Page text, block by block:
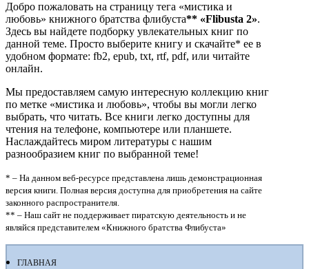
Добро пожаловать на страницу тега «мистика и
любовь» книжного братства флибуста** «Flibusta 2».
Здесь вы найдете подборку увлекательных книг по
данной теме. Просто выберите книгу и скачайте* ее в
удобном формате: fb2, epub, txt, rtf, pdf, или читайте
онлайн.
Мы предоставляем самую интересную коллекцию книг
по метке «мистика и любовь», чтобы вы могли легко
выбрать, что читать. Все книги легко доступны для
чтения на телефоне, компьютере или планшете.
Наслаждайтесь миром литературы с нашим
разнообразием книг по выбранной теме!
* – На данном веб-ресурсе представлена лишь демонстрационная
версия книги. Полная версия доступна для приобретения на сайте
законного распространителя.
** – Наш сайт не поддерживает пиратскую деятельность и не
являйся представителем «Книжного братства Флибуста»
ГЛАВНАЯ